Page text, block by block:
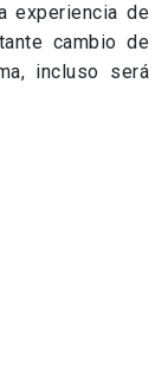
experiencia de
cambio de
incluso será